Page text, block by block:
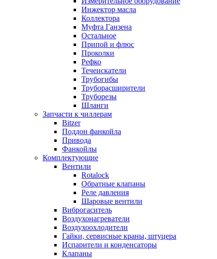
Инжектор масла
Коллектора
Муфта Ганзена
Остальное
Припой и флюс
Проколки
Рефко
Течеискатели
Трубогибы
Труборасширители
Труборезы
Шланги
Запчасти к чиллерам
Bitzer
Поддон фанкойла
Привода
Фанкойлы
Комплектующие
Вентили
Rotalock
Обратные клапаны
Реле давления
Шаровые вентили
Виброгаситель
Воздухонагреватели
Воздухоохлодители
Гайки, сервисные краны, штуцера
Испарители и конденсаторы
Клапаны